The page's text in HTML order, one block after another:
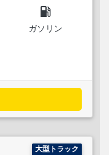
local_gas_station
ガソリン
大型トラック